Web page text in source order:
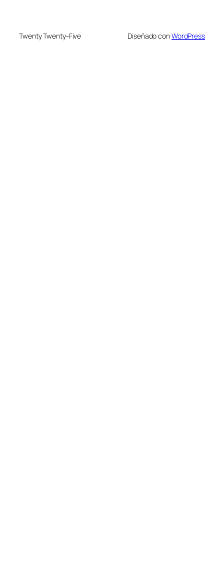
Twenty Twenty-Five Diseñado conWordPress